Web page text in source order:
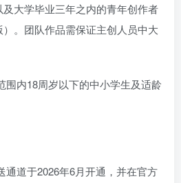
大学毕业三年之内的青年创作者
）。团队作品需保证主创人员中大
围内18周岁以下的中小学生及适龄
通道于2026年6月开通，并在官方